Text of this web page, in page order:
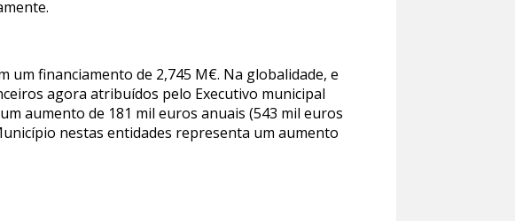
financiamento de 2,745 M€. Na globalidade, e
agora atribuídos pelo Executivo municipal
aumento de 181 mil euros anuais (543 mil euros
nestas entidades representa um aumento